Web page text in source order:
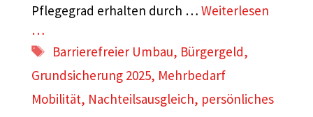
Pflegegrad erhalten durch … Weiterlesen
…
Schlagwörter
Barrierefreier Umbau, Bürgergeld,
Grundsicherung 2025, Mehrbedarf
Mobilität, Nachteilsausgleich, persönliches